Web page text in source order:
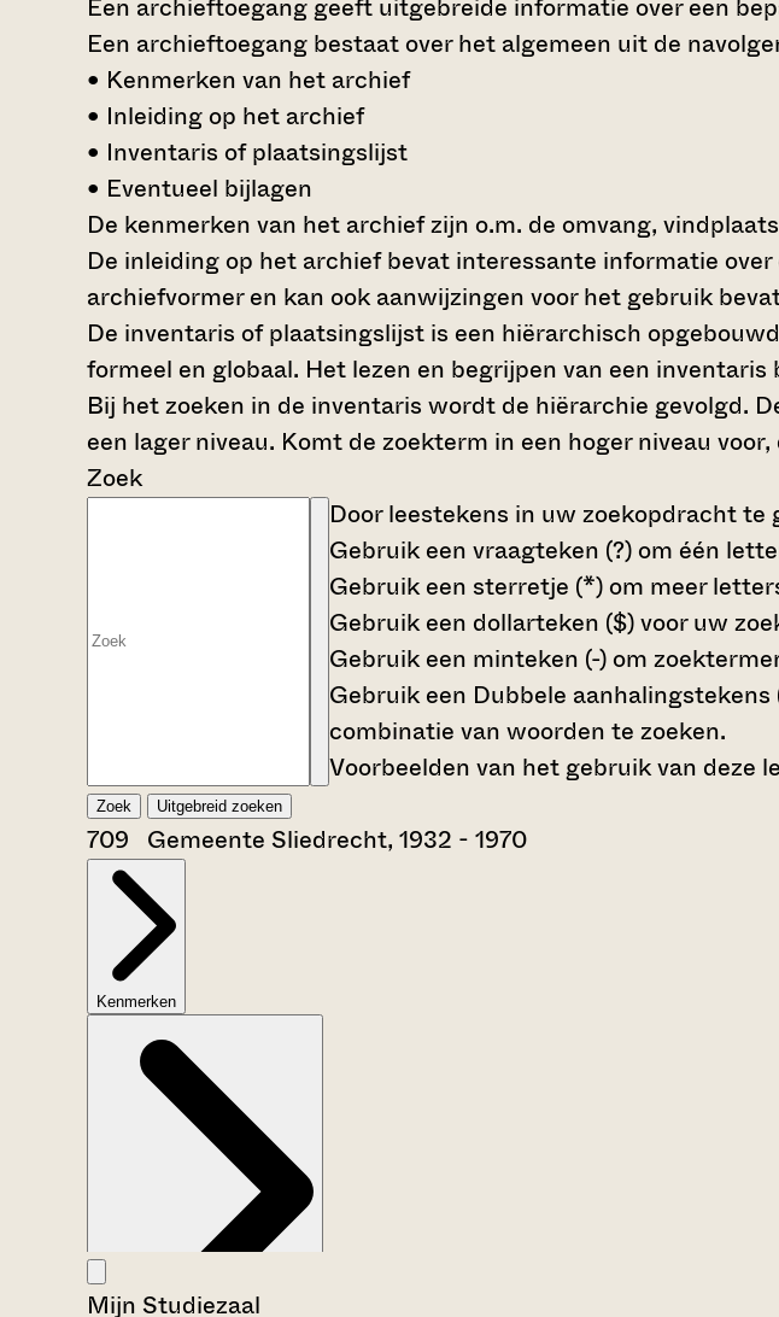
Een archieftoegang geeft uitgebreide informatie over een
Een archieftoegang bestaat over het algemeen uit de
• Kenmerken van het archief
• Inleiding op het archief
• Inventaris of plaatsingslijst
• Eventueel bijlagen
De kenmerken van het archief zijn o.m. de omvang,
De inleiding op het archief bevat interessante informatie
archiefvormer en kan ook aanwijzingen voor het gebruik
De inventaris of plaatsingslijst is een hiërarchisch
formeel en globaal. Het lezen en begrijpen van een
Bij het zoeken in de inventaris wordt de hiërarchie gevolgd.
een lager niveau. Komt de zoekterm in een hoger niveau
Zoek
Door leestekens in uw zoekopdracht
Gebruik een vraagteken (?) om één
Gebruik een sterretje (*) om meer
Gebruik een dollarteken ($)voor uw
Gebruik een minteken (-) om
Gebruik een Dubbele aanhalingstekens
combinatie van woorden te zoeken.
Voorbeelden van het gebruik van deze
Zoek Uitgebreid zoeken
709 Gemeente Sliedrecht, 1932 - 1970
Kenmerken
Mijn Studiezaal